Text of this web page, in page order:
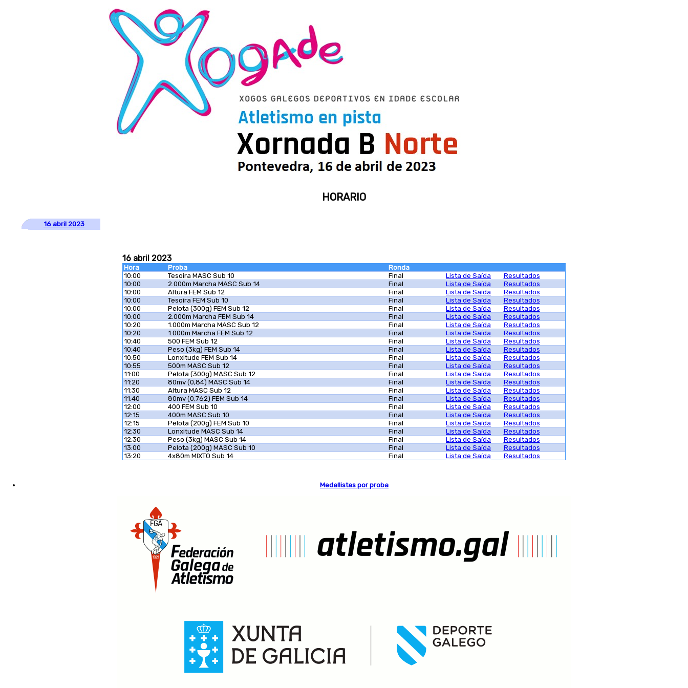
HORARIO
16 abril 2023
Hora Proba
Ronda
10:00
Tesoira MASC Sub 10 Final Lista de Saída
Resultados
10:00
2.000m Marcha MASC Sub 14 Final Lista de Saída
Resultados
10:00
Altura FEM Sub 12 Final Lista de Saída
Resultados
10:00
Tesoira FEM Sub 10 Final Lista de Saída
Resultados
10:00
Pelota (300g) FEM Sub 12 Final Lista de Saída
Resultados
10:00
2.000m Marcha FEM Sub 14 Final Lista de Saída
Resultados
10:20
1.000m Marcha MASC Sub 12 Final Lista de Saída
Resultados
10:20
1.000m Marcha FEM Sub 12 Final Lista de Saída
Resultados
10:40
500 FEM Sub 12 Final Lista de Saída
Resultados
10:40
Peso (3kg) FEM Sub 14 Final Lista de Saída
Resultados
10:50
Lonxitude FEM Sub 14 Final Lista de Saída
Resultados
10:55
500m MASC Sub 12 Final Lista de Saída
Resultados
11:00
Pelota (300g) MASC Sub 12 Final Lista de Saída
Resultados
11:20
80mv (0,84) MASC Sub 14 Final Lista de Saída
Resultados
11:30
Altura MASC Sub 12 Final Lista de Saída
Resultados
11:40
80mv (0,762) FEM Sub 14 Final Lista de Saída
Resultados
12:00
400 FEM Sub 10 Final Lista de Saída
Resultados
12:15
400m MASC Sub 10 Final Lista de Saída
Resultados
12:15
Pelota (200g) FEM Sub 10 Final Lista de Saída
Resultados
12:30
Lonxitude MASC Sub 14 Final Lista de Saída
Resultados
12:30
Peso (3kg) MASC Sub 14 Final Lista de Saída
Resultados
13:00
Pelota (200g) MASC Sub 10 Final Lista de Saída
Resultados
13:20
4x80m MIXTO Sub 14 Final Lista de Saída Resultados
16 abril 2023
Medallistas por proba